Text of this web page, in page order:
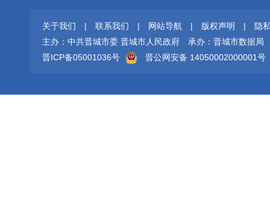
关于我们 | 联系我们 | 网站导航 | 版权声明 |
隐
主办：中共晋城市委 晋城市人民政府
承办：晋城市数据局
晋ICP备05001036号
晋公网安备 14050002000001号